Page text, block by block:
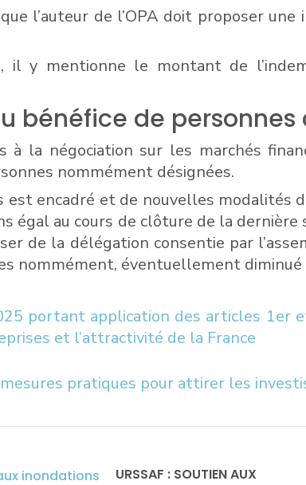
l’auteur de l’OPA doit proposer
il y mentionne le montant de
bénéfice de personnes
la négociation sur les marchés
nommément désignées.
est encadré et de nouvelles
égal au cours de clôture de la
de la délégation consentie par
nommément, éventuellement diminué
portant application des articles 1er
et l’attractivité de la France
pratiques pour attirer les
URSSAF : SOUTIEN AUX